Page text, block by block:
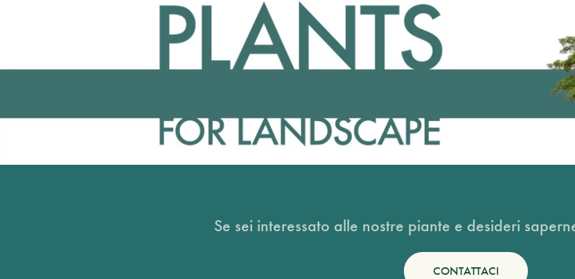
Se sei interessato alle nostre piante e desideri
CONTATTACI